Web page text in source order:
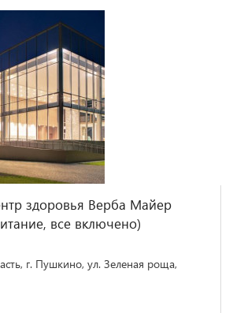
здоровья Верба Майер
все включено)
г. Пушкино, ул. Зеленая роща,